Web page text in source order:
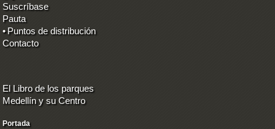
Suscríbase
Pauta
• Puntos de distribución
Contacto
El Libro de los parques
Medellín y su Centro
Portada